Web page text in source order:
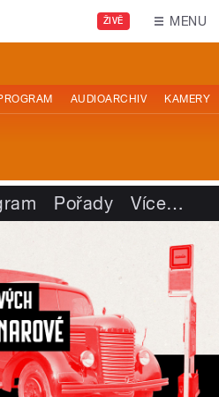
ŽIVĚ MENU
AUDIOARCHIV KAMERY
Pořady Více…